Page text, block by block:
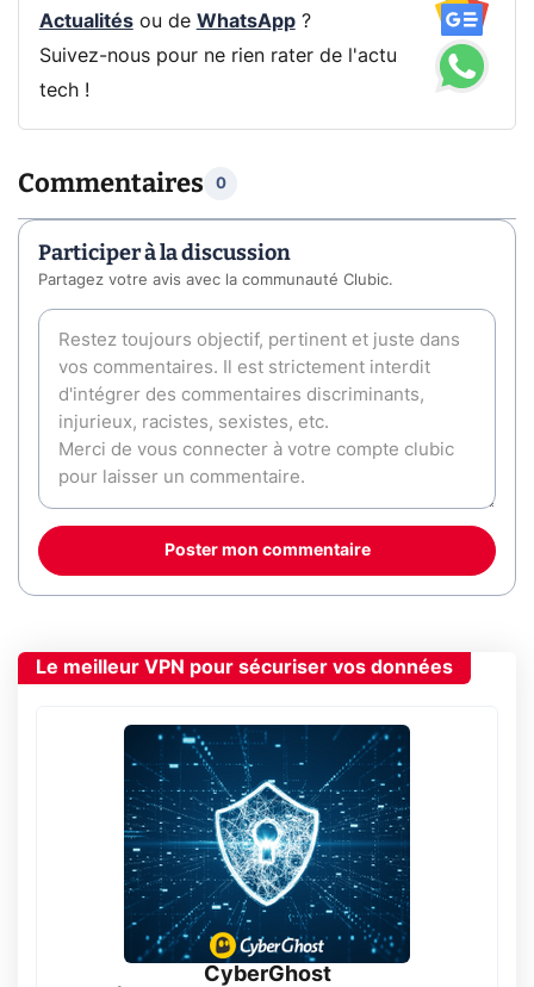
Actualitésou de WhatsApp?
Suivez-nous pour ne rien rater de l'actu
tech !
Commentaires 0
Participer à la discussion
Partagez votre avis avec la communauté Clubic.
Poster mon commentaire
Le meilleur VPN pour sécuriser vos données
CyberGhost